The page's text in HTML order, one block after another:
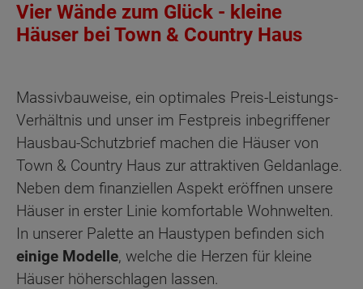
Vier Wände zum Glück - kleine
Häuser bei Town & Country Haus
Massivbauweise, ein optimales Preis-Leistungs-
Verhältnis und unser im Festpreis inbegriffener
Hausbau-Schutzbrief machen die Häuser von
Town & Country Haus zur attraktiven Geldanlage.
Neben dem finanziellen Aspekt eröffnen unsere
Häuser in erster Linie komfortable Wohnwelten.
In unserer Palette an Haustypen befinden sich
einige Modelle, welche die Herzen für kleine
Häuser höherschlagen lassen.